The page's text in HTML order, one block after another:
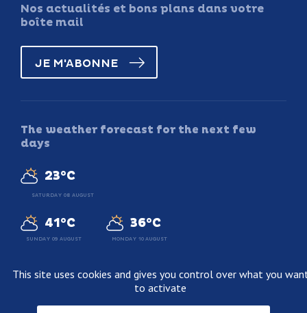
Nos actualités et bons plans dans votre
boîte mail
JE M'ABONNE
The weather forecast for the next few
days
23°C
SATURDAY 08 AUGUST
41°C
SUNDAY 09 AUGUST
36°C
MONDAY 10 AUGUST
This site uses cookies and gives you control over what you
to activate